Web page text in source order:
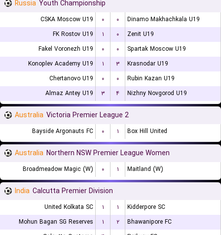
Russia Youth Championship
CSKA Moscow U19 ۰ ۰
Dinamo Makhachkala U19
FK Rostov U19
۱ ۰
Zenit U19
Fakel Voronezh U19
۰ ۰
Spartak Moscow U19
Konoplev Academy U19
۱ ۳
Krasnodar U19
Chertanovo U19
۰ ۰
Rubin Kazan U19
Almaz Antey U19
۳ ۴ Nizhny Novgorod U19
Australia Victoria Premier League 2
Bayside Argonauts FC ۰ ۱ Box Hill United
Australia Northern NSW Premier League Women
Broadmeadow Magic (W) ۰ ۱ Maitland (W)
India Calcutta Premier Division
United Kolkata SC ۱ ۱
Kidderpore SC
Mohun Bagan SG Reserves
۱ ۲
Bhawanipore FC